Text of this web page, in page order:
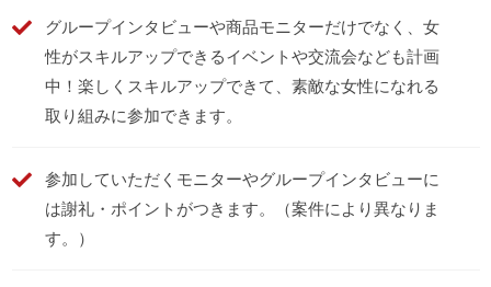
グループインタビューや商品モニターだけでなく、女
性がスキルアップできるイベントや交流会なども計画
中！楽しくスキルアップできて、素敵な女性になれる
取り組みに参加できます。
参加していただくモニターやグループインタビューに
は謝礼・ポイントがつきます。（案件により異なりま
す。）